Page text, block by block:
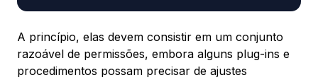
A princípio, elas devem consistir em um conjunto
razoável de permissões, embora alguns plug-ins e
procedimentos possam precisar de ajustes